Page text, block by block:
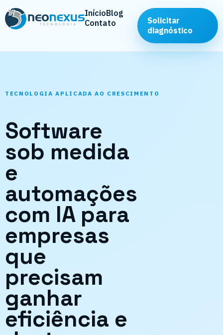
InícioBlog
Contato
Solicitar
diagnóstico
TECNOLOGIA APLICADA AO CRESCIMENTO
Software
sob medida
e
automações
com IA para
empresas
que
precisam
ganhar
eficiência e